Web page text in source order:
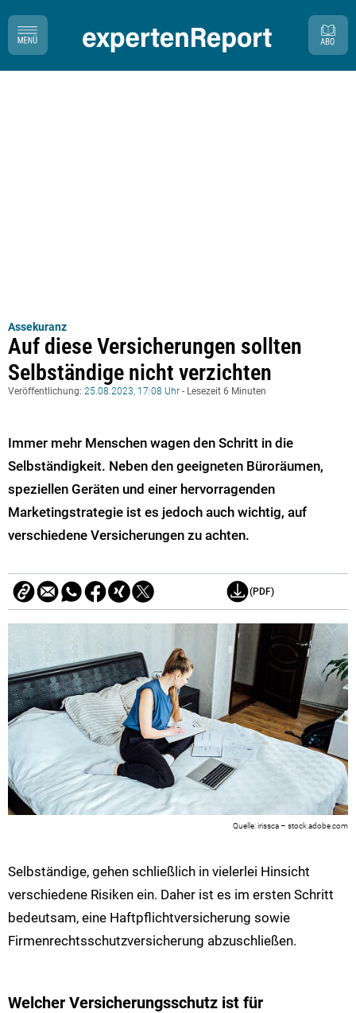
Assekuranz
Auf diese Versicherungen sollten
Selbständige nicht verzichten
Veröffentlichung: 25.08.2023, 17:08 Uhr - Lesezeit 6 Minuten
Immer mehr Menschen wagen den Schritt in die
Selbständigkeit. Neben den geeigneten Büroräumen,
speziellen Geräten und einer hervorragenden
Marketingstrategie ist es jedoch auch wichtig, auf
verschiedene Versicherungen zu achten.
(PDF)
irissca – stock.adobe.com
Selbständige, gehen schließlich in vielerlei Hinsicht
verschiedene Risiken ein. Daher ist es im ersten Schritt
bedeutsam, eine Haftpflichtversicherung sowie
Firmenrechtsschutzversicherung abzuschließen.
Welcher Versicherungsschutz ist für